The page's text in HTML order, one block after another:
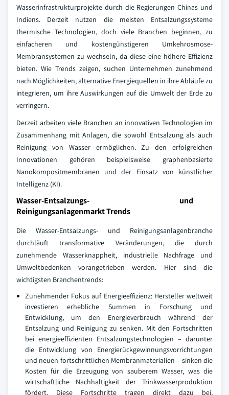
Wasserinfrastrukturprojekte durch die Regierungen Chinas und
Indiens. Derzeit nutzen die meisten Entsalzungssysteme
thermische Technologien, doch viele Branchen beginnen, zu
einfacheren und kostengünstigeren Umkehrosmose-
Membransystemen zu wechseln, da diese eine höhere Effizienz
bieten. Wie Trends zeigen, suchen Unternehmen zunehmend
nach Möglichkeiten, alternative Energiequellen in ihre Abläufe zu
integrieren, um ihre Auswirkungen auf die Umwelt der Erde zu
verringern.
Derzeit arbeiten viele Branchen an innovativen Technologien im
Zusammenhang mit Anlagen, die sowohl Entsalzung als auch
Reinigung von Wasser ermöglichen. Zu den erfolgreichen
Innovationen gehören beispielsweise graphenbasierte
Nanokompositmembranen und der Einsatz von künstlicher
Intelligenz (KI).
Wasser-Entsalzungs- und
Reinigungsanlagenmarkt Trends
Die Wasser-Entsalzungs- und Reinigungsanlagenbranche
durchläuft transformative Veränderungen, die durch
zunehmende Wasserknappheit, industrielle Nachfrage und
Umweltbedenken vorangetrieben werden. Hier sind die
wichtigsten Branchentrends:
Zunehmender Fokus auf Energieeffizienz: Hersteller weltweit
investieren erhebliche Summen in Forschung und
Entwicklung, um den Energieverbrauch während der
Entsalzung und Reinigung zu senken. Mit den Fortschritten
bei energieeffizienten Entsalzungstechnologien – darunter
die Entwicklung von Energierückgewinnungsvorrichtungen
und neuen fortschrittlichen Membranmaterialien – sinken die
Kosten für die Erzeugung von sauberem Wasser, was die
wirtschaftliche Nachhaltigkeit der Trinkwasserproduktion
fördert. Diese Fortschritte tragen direkt dazu bei,